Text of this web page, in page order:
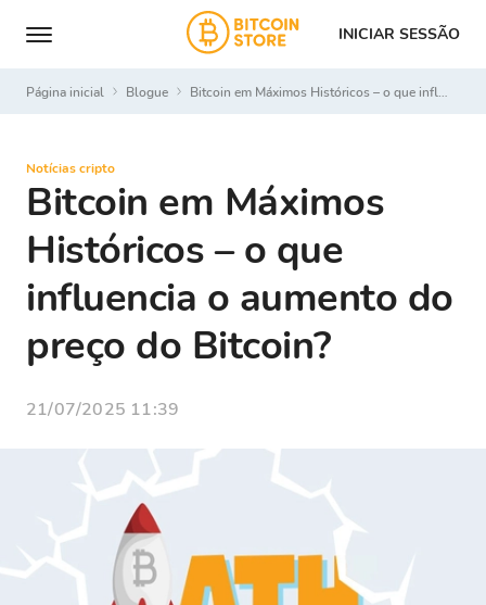
INICIAR SESSÃO
Página inicial Blogue Bitcoin em Máximos Históricos – o que influencia o aumento do preço do Bitcoin?
Notícias cripto
Bitcoin em Máximos
Históricos – o que
influencia o aumento do
preço do Bitcoin?
21/07/2025 11:39